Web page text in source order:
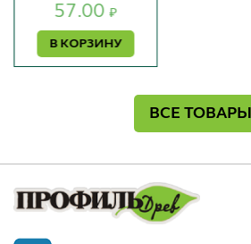
57.00₽
В КОРЗИНУ
ВСЕ ТОВАРЫ